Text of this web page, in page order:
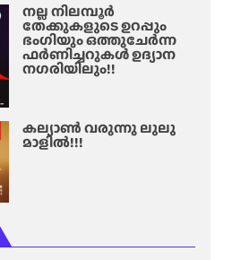
നല്ല നിലമ്പൂർ
തേക്കുകളുടെ ഉറപ്പും
ഭംഗിയും ഒത്തുചേർന്ന
ഫർണിച്ചറുകൾ ഉദ്യാന
നഗരിയിലും!!
കല്യാൺ വരുന്നു ലുലു
മാളിൽ!!!